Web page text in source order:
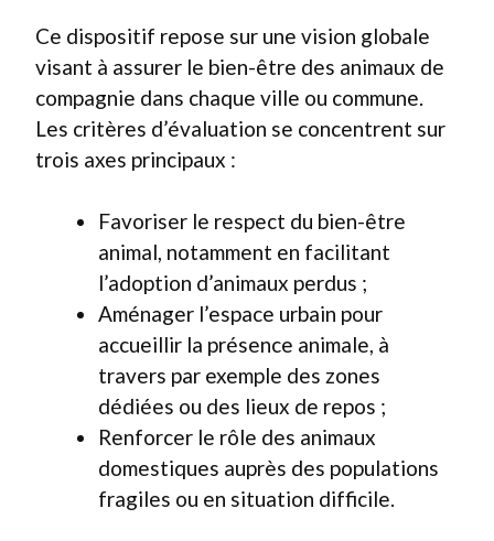
Ce dispositif repose sur une vision globale
visant à assurer le bien-être des animaux de
compagnie dans chaque ville ou commune.
Les critères d’évaluation se concentrent sur
trois axes principaux :
Favoriser le respect du bien-être
animal, notamment en facilitant
l’adoption d’animaux perdus ;
Aménager l’espace urbain pour
accueillir la présence animale, à
travers par exemple des zones
dédiées ou des lieux de repos ;
Renforcer le rôle des animaux
domestiques auprès des populations
fragiles ou en situation difficile.